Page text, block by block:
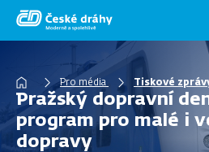
Přejít
Drobečková
navigace
Pro média Tiskové
Pražský dopravní
program pro malé i
dopravy